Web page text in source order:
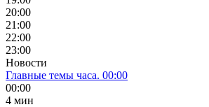
20:00
21:00
22:00
23:00
Новости
Главные темы часа. 00:00
00:00
4 мин